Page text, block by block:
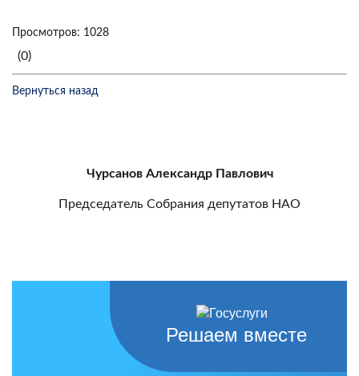
Просмотров: 1028
(0)
Вернуться назад
Чурсанов Александр Павлович
Председатель Собрания депутатов НАО
Решаем вместе